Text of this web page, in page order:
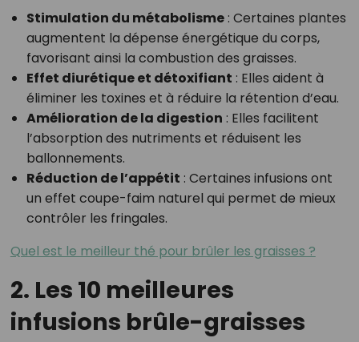
Stimulation du métabolisme: Certaines plantes
augmentent la dépense énergétique du corps,
favorisant ainsi la combustion des graisses.
Effet diurétique et détoxifiant : Elles aident à
éliminer les toxines et à réduire la rétention d’eau.
Amélioration de la digestion : Elles facilitent
l’absorption des nutriments et réduisent les
ballonnements.
Réduction de l’appétit : Certaines infusions ont
un effet coupe-faim naturel qui permet de mieux
contrôler les fringales.
Quel est le meilleur thé pour brûler les graisses ?
2. Les 10 meilleures
infusions brûle-graisses